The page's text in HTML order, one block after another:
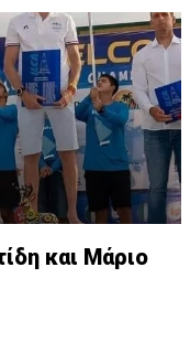
δεύτερη θέση τη
και Μάριο